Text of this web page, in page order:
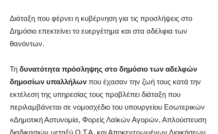
Διάταξη που φέρνει η κυβέρνηση για τις προσλήψεις στο
Δημόσιο επεκτείνει το ευεργέτημα και στα αδέλφια των
θανόντων.
Τη δυνατότητα πρόσληψης στο δημόσιο των αδελφών
δημοσίων υπαλλήλων που έχασαν την ζωή τους κατά την
εκτέλεση της υπηρεσίας τους προβλέπει διάταξη που
περιλαμβάνεται σε νομοσχέδιο του υπουργείου Εσωτερικών
«Δημοτική Αστυνομία, Φορείς Λαϊκών Αγορών, Απλούστευση